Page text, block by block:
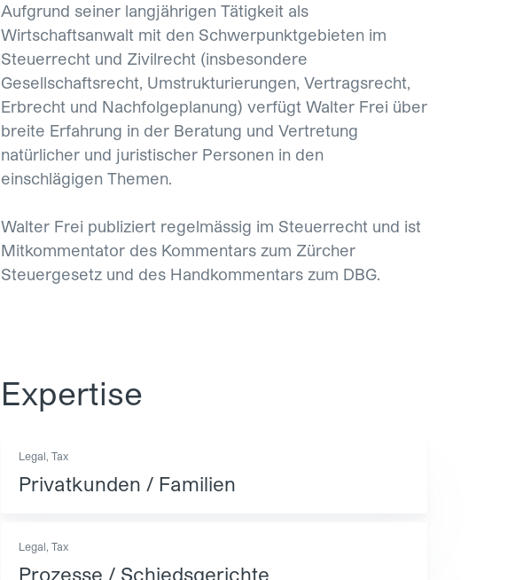
Aufgrund seiner langjährigen Tätigkeit als
Wirtschaftsanwalt mit den Schwerpunktgebieten im
Steuerrecht und Zivilrecht (insbesondere
Gesellschaftsrecht, Umstrukturierungen, Vertragsrecht,
Erbrecht und Nachfolgeplanung) verfügt Walter Frei über
breite Erfahrung in der Beratung und Vertretung
natürlicher und juristischer Personen in den
einschlägigen Themen.
Walter Frei publiziert regelmässig im Steuerrecht und ist
Mitkommentator des Kommentars zum Zürcher
Steuergesetz und des Handkommentars zum DBG.
Expertise
Legal, Tax
Privatkunden / Familien
Legal, Tax
Prozesse / Schiedsgerichte